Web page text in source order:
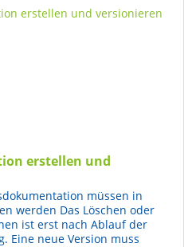
erstellen und
müssen in
werden Das Löschen oder
ist erst nach Ablauf der
Eine neue Version muss